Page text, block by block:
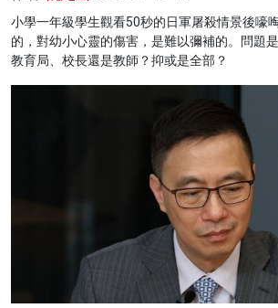
小學一年級學生觀看50秒的日軍屠殺情景後嚎
的，對幼小心靈的傷害，是難以彌補的。問題
教育局、校長還是教師？抑或是全部？